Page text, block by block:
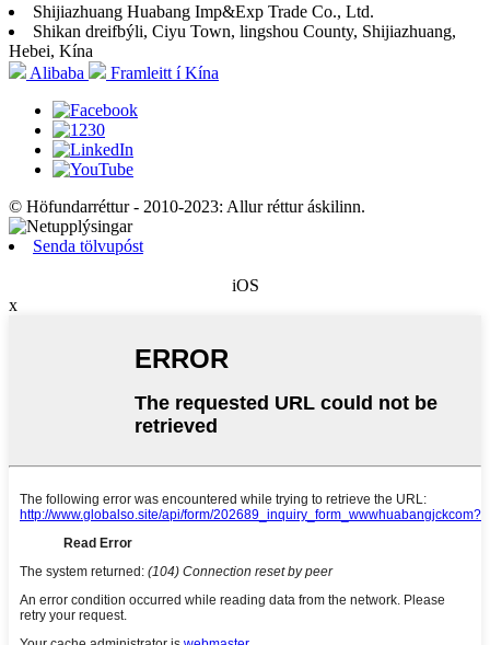
Shijiazhuang Huabang Imp&Exp Trade Co., Ltd.
Shikan dreifbýli, Ciyu Town, lingshou County, Shijiazhuang,
Hebei, Kína
Alibaba
Framleitt í Kína
© Höfundarréttur - 2010-2023: Allur réttur áskilinn.
Senda tölvupóst
iOS
x